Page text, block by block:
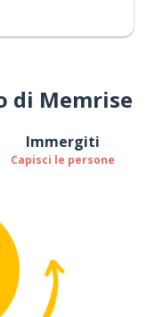
di Memrise
Immergiti
Capisci le persone